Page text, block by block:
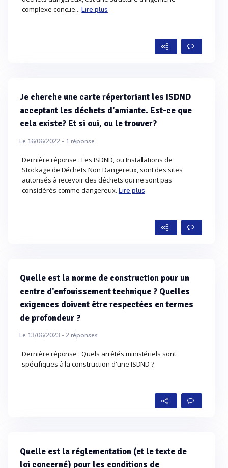
complexe conçue...Lire plus
Je cherche une carte répertoriant les ISDND
acceptant les déchets d'amiante. Est-ce que
cela existe? Et si oui, ou le trouver?
Le 16/06/2022 - 1réponse
Dernière réponse : Les ISDND, ou Installations de
Stockage de Déchets Non Dangereux, sont des sites
autorisés à recevoir des déchets qui ne sont pas
considérés comme dangereux. Lire plus
Quelle est la norme de construction pour un
centre d'enfouissement technique ? Quelles
exigences doivent être respectées en termes
de profondeur ?
Le 13/06/2023 -2réponses
Dernière réponse : Quels arrêtés ministériels sont
spécifiques à la construction d'une ISDND ?
Quelle est la réglementation (et le texte de
loi concerné) pour les conditions de